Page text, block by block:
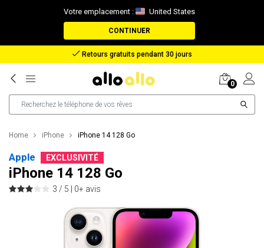
Votre emplacement : United States
CONTINUER
Retours gratuits pendant 30 jours
0
Home iPhone iPhone 14 128 Go
Apple EXCLUSIVITÉ
iPhone 14 128 Go
3 / 5 | 0+ avis